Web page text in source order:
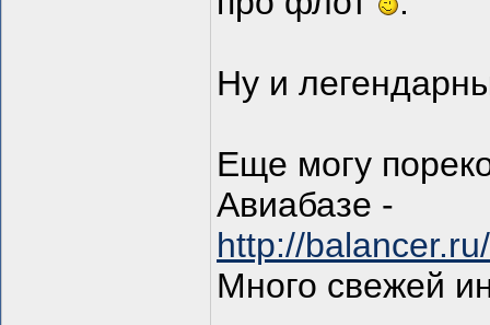
Ну и
Еще могу
Авиабазе -
http://
Много свежей